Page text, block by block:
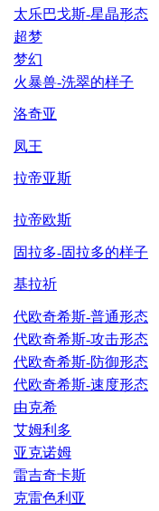
太乐巴戈斯-星晶形态
超梦
梦幻
火暴兽-洗翠的样子
洛奇亚
凤王
拉帝亚斯
拉帝欧斯
固拉多-固拉多的样子
基拉祈
代欧奇希斯-普通形态
代欧奇希斯-攻击形态
代欧奇希斯-防御形态
代欧奇希斯-速度形态
由克希
艾姆利多
亚克诺姆
雷吉奇卡斯
克雷色利亚